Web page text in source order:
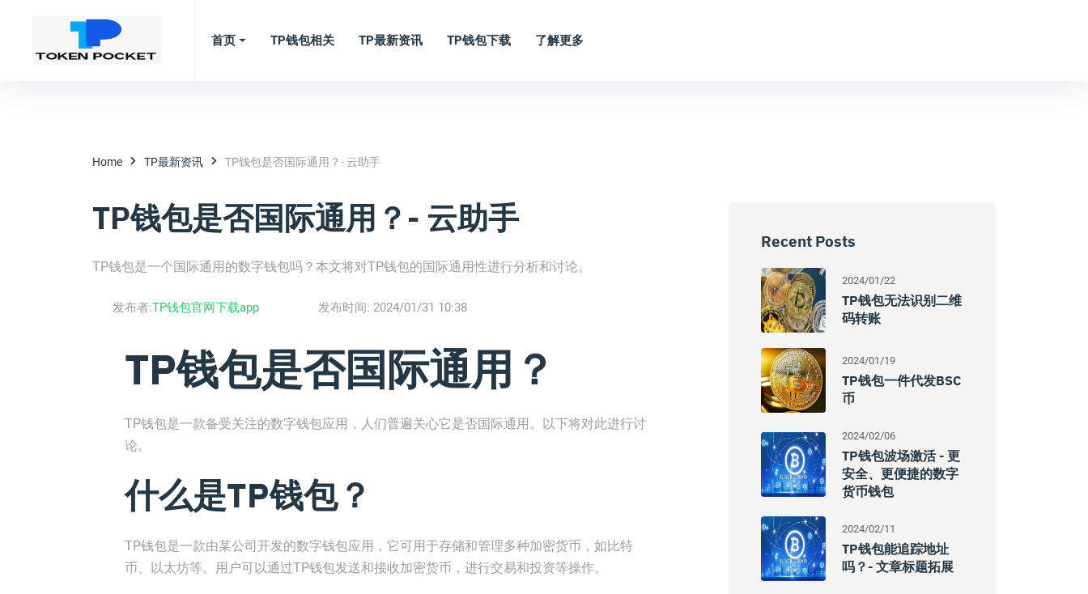
首页 TP钱包相关 TP最新资讯 TP钱包下载 了解更多
Home TP最新资讯 TP钱包是否国际通用？- 云助手
TP钱包是否国际通用？- 云助手
TP钱包是一个国际通用的数字钱包吗？本文将对TP钱包的国际通用性进行分析和讨论。
发布者:TP钱包官网下载app 发布时间: 2024/01/31 10:38
TP钱包是否国际通用？
TP钱包是一款备受关注的数字钱包应用，人们普遍关心它是否国际通用。以下将对此进行讨
论。
什么是TP钱包？
TP钱包是一款由某公司开发的数字钱包应用，它可用于存储和管理多种加密货币，如比特
币、以太坊等。用户可以通过TP钱包发送和接收加密货币，进行交易和投资等操作。
Recent Posts
2024/01/22
TP钱包无法识别二维
码转账
2024/01/19
TP钱包一件代发BSC
币
2024/02/06
TP钱包波场激活 - 更
安全、更便捷的数字
货币钱包
2024/02/11
TP钱包能追踪地址
吗？- 文章标题拓展